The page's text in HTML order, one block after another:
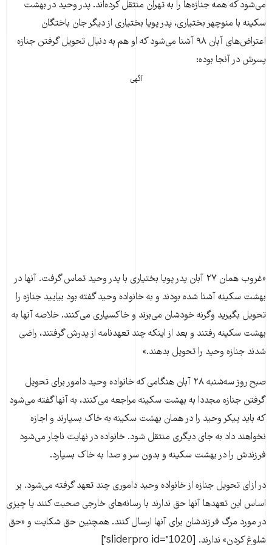
می‌شود که همه جنازه‌ها را به تهران منتقل کرده‌اند. پدر وحید در بهشت
سکینه با منوچهر بختیاری، پدر پویا بختیاری از دیگر جان باختگان
اعتراض‌های آبان ۹۸ آشنا می‌شود که او هم به دنبال تحویل گرفتن جنازه
پسرش در آنجا بوده:
آگهی
«غروب همان ۲۷ آبان پدر پویا بختیاری با پدر وحید تماس گرفت. آنها در
بهشت سکینه آشنا شده بودند و به خانواده وحید گفته بود بیایید جنازه را
تحویل بگیرید وگرنه خودشان می‌برند و خاکسپاری‌ می‌کنند. خلاصه آنها به
بهشت سکینه رفتند و بعد از اینکه چند تعهدنامه از پدرش گرفتند، راضی
شدند جنازه وحید را تحویل بدهند.»
صبح روز سه‌شنبه ۲۸ آبان هنگامی که خانواده وحید دامور برای تحویل
گرفتن جنازه مجددا به بهشت سکینه مراجعه می‌کنند، به آنها گفته می‌شود
که باید پیکر وحید را در همان بهشت سکینه به خاک بسپارند و اجازه
نخواهند داد به جای دیگری منتقل شود. خانواده در نهایت ناچار می‌شود
فرزندش را در بهشت سکینه و بدون سر و صدا به خاک بسپارد.
در ازای تحویل جنازه از خانواده وحید داموری چند تعهد گرفته می‌شود. بر
اساس این تعهدها آنها حق ندارند با رسانه‌های خارجی صحبت کنند یا چیزی
در مورد مرگ فرزندشان برای آنها ارسال کنند. همچنین حق شکایت و «حق
شلوغ کردن» ندارند. [sliderpro id="1020"]